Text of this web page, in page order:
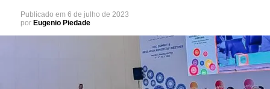
Publicado em 6 de julho de 2023
por Eugenio Piedade